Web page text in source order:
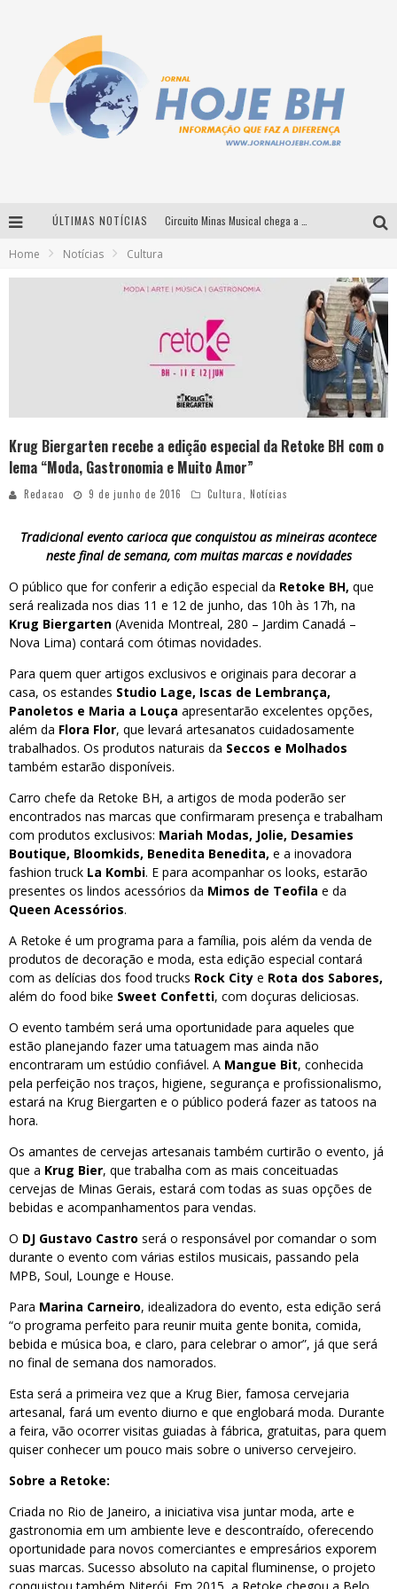
ÚLTIMAS NOTÍCIAS
Simone celebra a força feminina e sua trajetória histórica na MPB em novo show “Que mulher é essa!?” em Belo Horizonte
Milton Guedes traz turnê “Milton Canta Lulu” a Belo Horizonte
Home Notícias Cultura
Krug Biergarten recebe a edição especial da Retoke BH com o
lema “Moda, Gastronomia e Muito Amor”
Redacao 9 de junho de 2016 Cultura, Notícias
Tradicional evento carioca que conquistou as mineiras acontece
neste final de semana, com muitas marcas e novidades
O público que for conferir a edição especial da Retoke BH, que
será realizada nos dias 11 e 12 de junho, das 10h às 17h, na
Krug Biergarten (Avenida Montreal, 280 – Jardim Canadá –
Nova Lima) contará com ótimas novidades.
Para quem quer artigos exclusivos e originais para decorar a
casa, os estandes Studio Lage, Iscas de Lembrança,
Panoletos e Maria a Louça apresentarão excelentes opções,
além da Flora Flor, que levará artesanatos cuidadosamente
trabalhados. Os produtos naturais da Seccos e Molhados
também estarão disponíveis.
Carro chefe da Retoke BH, a artigos de moda poderão ser
encontrados nas marcas que confirmaram presença e trabalham
com produtos exclusivos: Mariah Modas, Jolie, Desamies
Boutique, Bloomkids, Benedita Benedita, e a inovadora
fashion truck La Kombi. E para acompanhar os looks, estarão
presentes os lindos acessórios da Mimos de Teofila e da
Queen Acessórios.
A Retoke é um programa para a família, pois além da venda de
produtos de decoração e moda, esta edição especial contará
com as delícias dos food trucks Rock City e Rota dos Sabores,
além do food bike Sweet Confetti, com doçuras deliciosas.
O evento também será uma oportunidade para aqueles que
estão planejando fazer uma tatuagem mas ainda não
encontraram um estúdio confiável. A Mangue Bit, conhecida
pela perfeição nos traços, higiene, segurança e profissionalismo,
estará na Krug Biergarten e o público poderá fazer as tatoos na
hora.
Os amantes de cervejas artesanais também curtirão o evento, já
que a Krug Bier, que trabalha com as mais conceituadas
cervejas de Minas Gerais, estará com todas as suas opções de
bebidas e acompanhamentos para vendas.
O DJ Gustavo Castro será o responsável por comandar o som
durante o evento com várias estilos musicais, passando pela
MPB, Soul, Lounge e House.
Para Marina Carneiro, idealizadora do evento, esta edição será
“o programa perfeito para reunir muita gente bonita, comida,
bebida e música boa, e claro, para celebrar o amor”, já que será
no final de semana dos namorados.
Esta será a primeira vez que a Krug Bier, famosa cervejaria
artesanal, fará um evento diurno e que englobará moda. Durante
a feira, vão ocorrer visitas guiadas à fábrica, gratuitas, para quem
quiser conhecer um pouco mais sobre o universo cervejeiro.
Sobre a Retoke:
Criada no Rio de Janeiro, a iniciativa visa juntar moda, arte e
gastronomia em um ambiente leve e descontraído, oferecendo
oportunidade para novos comerciantes e empresários exporem
suas marcas. Sucesso absoluto na capital fluminense, o projeto